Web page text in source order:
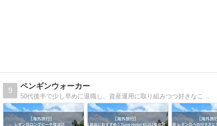
9
ペンギンウォーカー
50代後半で少し早めに退職し、資産運用に取り組みつつ好きなことに使える時間を楽しんでいます。退職生活や資産運用、旅行（車中泊を含む）についてのブログです。